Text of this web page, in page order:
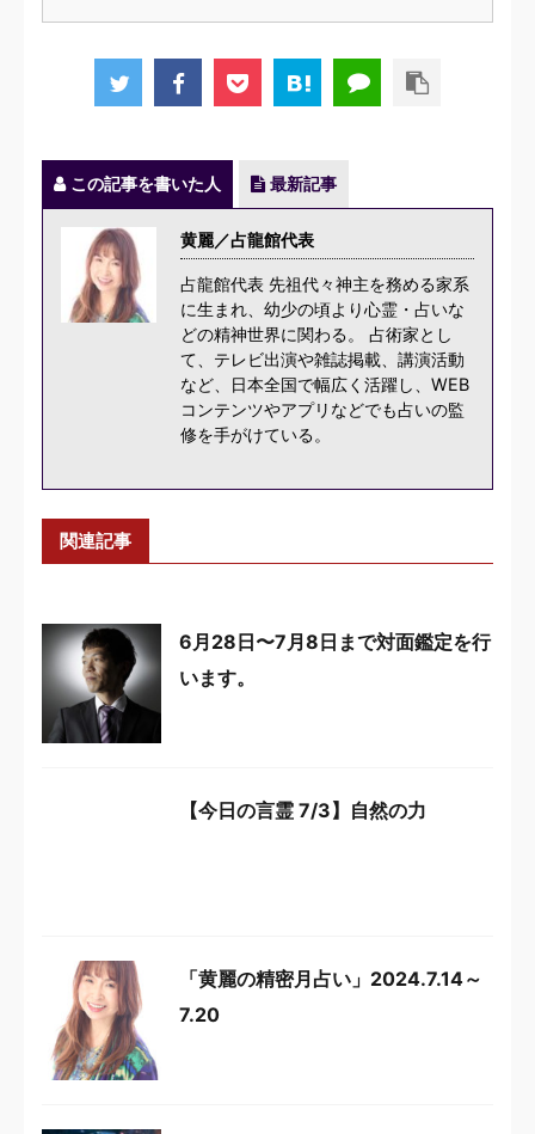
この記事を書いた人 最新記事
黄麗／占龍館代表
占龍館代表 先祖代々神主を務める家系
に生まれ、幼少の頃より心霊・占いな
どの精神世界に関わる。 占術家とし
て、テレビ出演や雑誌掲載、講演活動
など、日本全国で幅広く活躍し、WEB
コンテンツやアプリなどでも占いの監
修を手がけている。
関連記事
6月28日〜7月8日まで対面鑑定を行
います。
【今日の言霊 7/3】自然の力
「黄麗の精密月占い」2024.7.14～
7.20